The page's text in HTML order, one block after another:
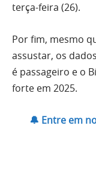
terça-feira (26).
Por fim, mesmo
assustar, os
é passageiro e o
forte em 2025.
🔔 Entre em